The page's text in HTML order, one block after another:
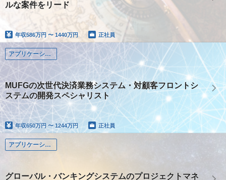
ルな案件をリード
年収586万円 〜 1440万円 正社員
アプリケーション系
MUFGの次世代決済業務システム・対顧客フロントシ
ステムの開発スペシャリスト
年収650万円 〜 1244万円 正社員
アプリケーション系
グローバル・バンキングシステムのプロジェクトマネ